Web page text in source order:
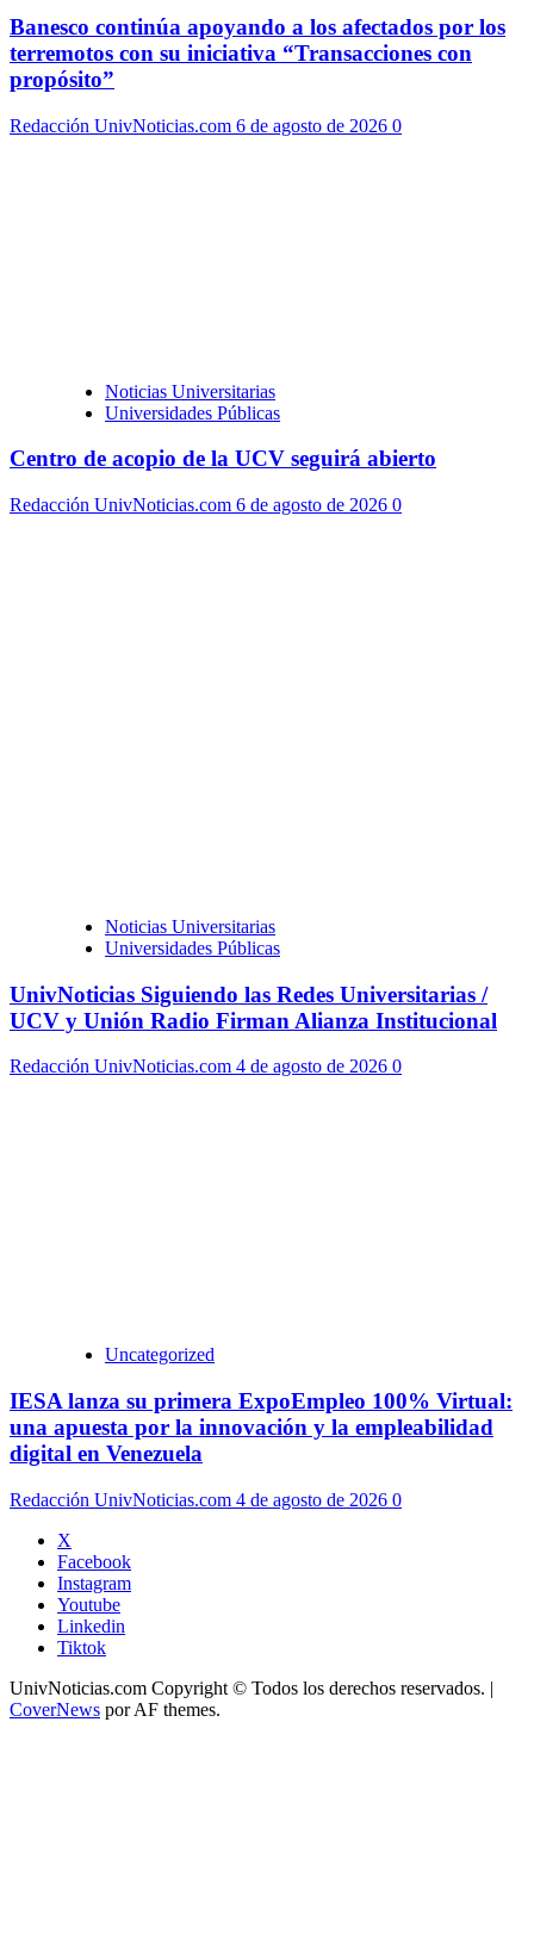
Banesco continúa apoyando a los afectados por los
terremotos con su iniciativa “Transacciones con
propósito”
Redacción UnivNoticias.com 6 de agosto de 2026 0
Noticias Universitarias
Universidades Públicas
Centro de acopio de la UCV seguirá abierto
Redacción UnivNoticias.com 6 de agosto de 2026 0
Noticias Universitarias
Universidades Públicas
UnivNoticias Siguiendo las Redes Universitarias /
UCV y Unión Radio Firman Alianza Institucional
Redacción UnivNoticias.com 4 de agosto de 2026 0
Uncategorized
IESA lanza su primera ExpoEmpleo 100% Virtual:
una apuesta por la innovación y la empleabilidad
digital en Venezuela
Redacción UnivNoticias.com 4 de agosto de 2026 0
X
Facebook
Instagram
Youtube
Linkedin
Tiktok
UnivNoticias.com Copyright © Todos los derechos reservados. |
CoverNews por AF themes.